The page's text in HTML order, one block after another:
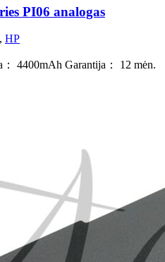
PI06 analogas
, HP
4400mAh Garantija： 12 mėn.